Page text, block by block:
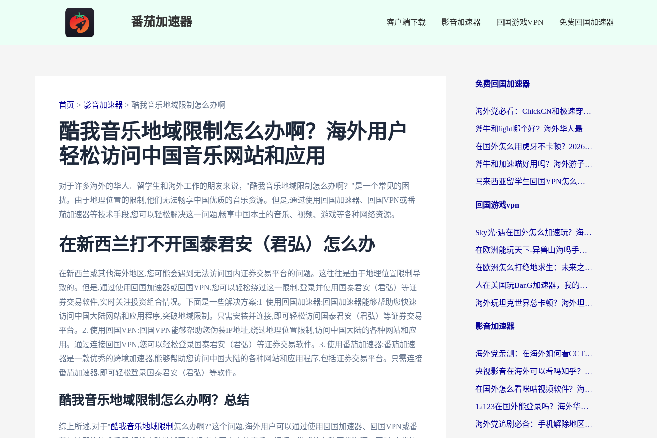
番茄加速器 客户端下载 影音加速器 回国游戏VPN 免费回国加速器
首页 影音加速器 酷我音乐地域限制怎么办啊
酷我音乐地域限制怎么办啊？海外用户
轻松访问中国音乐网站和应用
对于许多海外的华人、留学生和海外工作的朋友来说，"酷我音乐地域限制怎么办啊？"是一个常见的困
扰。由于地理位置的限制,他们无法畅享中国优质的音乐资源。但是,通过使用回国加速器、回国VPN或番
茄加速器等技术手段,您可以轻松解决这一问题,畅享中国本土的音乐、视频、游戏等各种网络资源。
在新西兰打不开国泰君安（君弘）怎么办
在新西兰或其他海外地区,您可能会遇到无法访问国内证券交易平台的问题。这往往是由于地理位置限制导
致的。但是,通过使用回国加速器或回国VPN,您可以轻松绕过这一限制,登录并使用国泰君安（君弘）等证
券交易软件,实时关注投资组合情况。下面是一些解决方案:1. 使用回国加速器:回国加速器能够帮助您快速
访问中国大陆网站和应用程序,突破地域限制。只需安装并连接,即可轻松访问国泰君安（君弘）等证券交易
平台。2. 使用回国VPN:回国VPN能够帮助您伪装IP地址,绕过地理位置限制,访问中国大陆的各种网站和应
用。通过连接回国VPN,您可以轻松登录国泰君安（君弘）等证券交易软件。3. 使用番茄加速器:番茄加速
器是一款优秀的跨境加速器,能够帮助您访问中国大陆的各种网站和应用程序,包括证券交易平台。只需连接
番茄加速器,即可轻松登录国泰君安（君弘）等软件。
酷我音乐地域限制怎么办啊？总结
综上所述,对于"酷我音乐地域限制 怎么办啊?"这个问题,海外用户可以通过使用回国加速器、回国VPN或番
免费回国加速器
海外党必看：ChickCN和极速穿梭VPN好用吗？3招教你选对回国加速器无缝刷国内资源
斧牛和light哪个好？海外华人最关心的回国加速器选择难题，一篇讲透
在国外怎么用虎牙不卡顿？2026海外华人亲测有效的回国加速器选择指南
斧牛和加速喵好用吗？海外游子的真实选择困境
马来西亚留学生回国VPN怎么选？3个避坑点+1款实测好用的加速器推荐
回国游戏vpn
Sky光·遇在国外怎么加速玩？海外党亲测有效的国服游戏加速指南
在欧洲能玩天下-异兽山海吗手游？海外玩家的加速器生存指南
在欧洲怎么打绝地求生：未来之役不卡？留学生亲测的加速器避坑指南
人在美国玩BanG加速器，我的延迟终于绿了
海外玩坦克世界总卡顿？海外坦克世界加速器有哪些？实测好用的选择在这里
影音加速器
海外党亲测：在海外如何看CCTV？告别“仅限大陆播放”的实用指南
央视影音在海外可以看吗知乎？留学生亲测：3步解决地域限制+追剧自由
在国外怎么看咪咕视频软件？海外党亲测有效的回国加速方案
12123在国外能登录吗？海外华人必看的回国加速实用指南
海外党追剧必备：手机解除地区限制app怎么选？解决央视视频&国内剧地区限制全指南